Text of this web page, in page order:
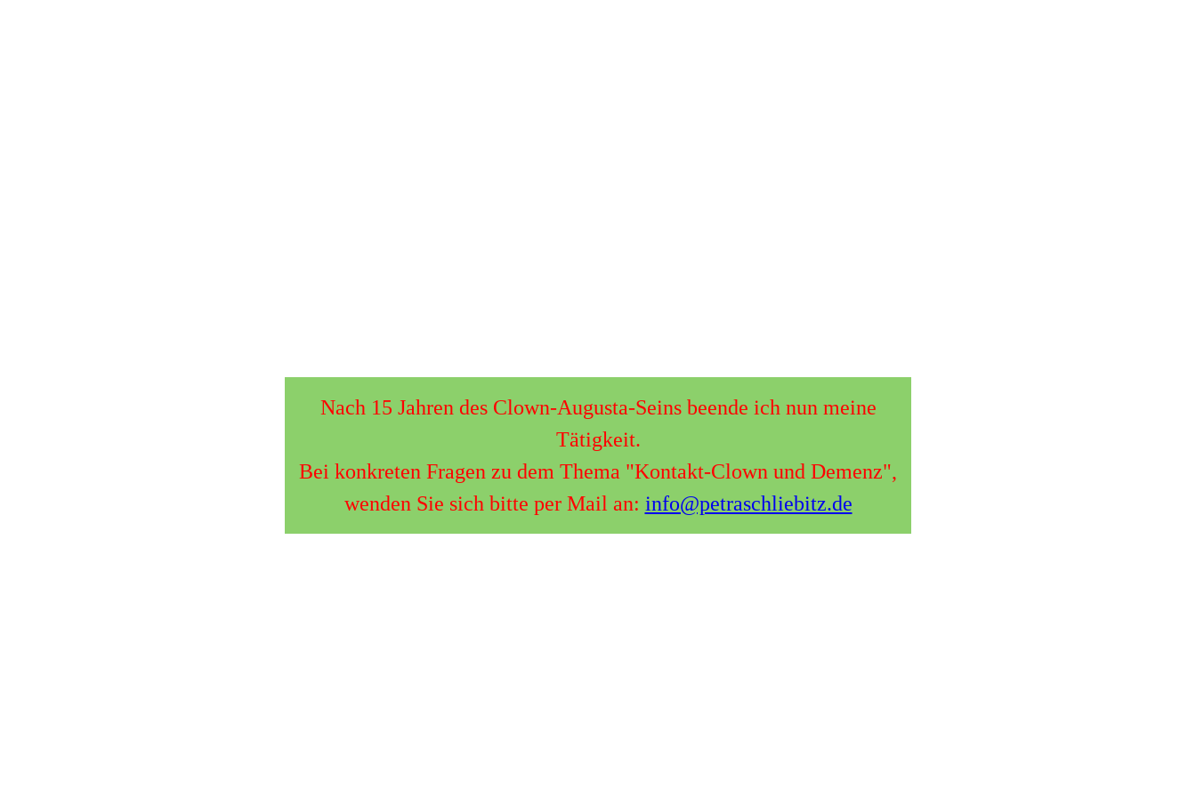
Nach 15 Jahren des Clown-Augusta-Seins beende ich nun meine
Tätigkeit.
Bei konkreten Fragen zu dem Thema "Kontakt-Clown und Demenz",
wenden Sie sich bitte per Mail an: info@petraschliebitz.de